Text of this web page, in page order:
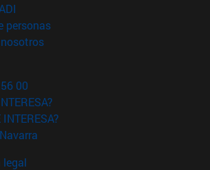
personas(abre en nueva ventana)
(abre en nueva ventana)
00